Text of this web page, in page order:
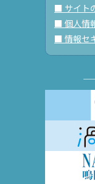
■ サイト
■ 個人情
■ 情報セ